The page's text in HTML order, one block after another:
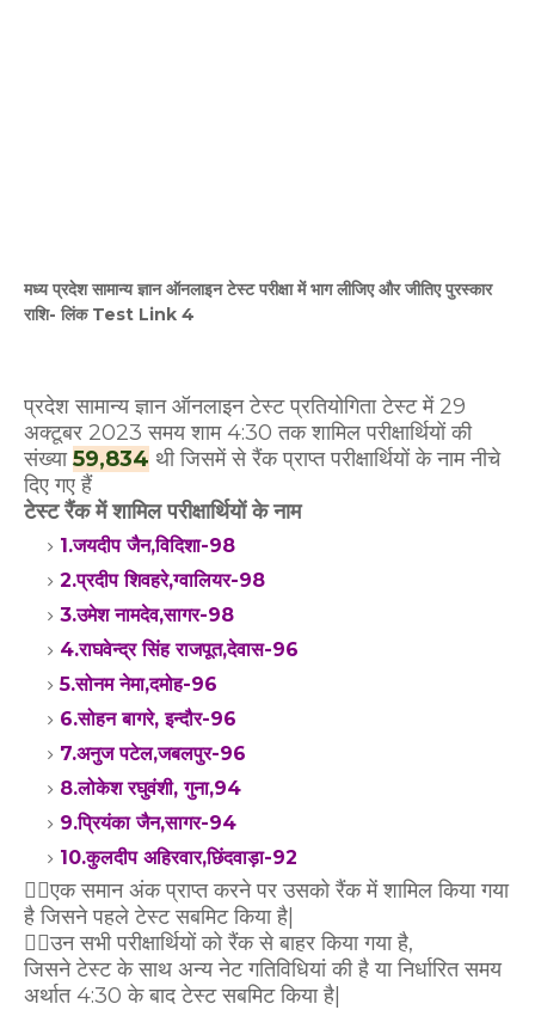
मध्य प्रदेश सामान्य ज्ञान ऑनलाइन टेस्ट परीक्षा में भाग लीजिए और जीतिए पुरस्कार
राशि- लिंक Test Link 4
प्रदेश सामान्य ज्ञान ऑनलाइन टेस्ट प्रतियोगिता टेस्ट में 29
अक्टूबर 2023 समय शाम 4:30 तक शामिल परीक्षार्थियों की
संख्या59,834 थी जिसमें से रैंक प्राप्त परीक्षार्थियों के नाम नीचे
दिए गए हैं
टेस्टरैंक में शामिल परीक्षार्थियों के नाम
1.जयदीप जैन,विदिशा-98
2.प्रदीप शिवहरे,ग्वालियर-98
3.उमेश नामदेव,सागर-98
4.राघवेन्द्र सिंह राजपूत,देवास-96
5.सोनम नेमा,दमोह-96
6.सोहन बागरे, इन्दौर-96
7.अनुज पटेल,जबलपुर-96
8.लोकेश रघुवंशी, गुना,94
9.प्रियंका जैन,सागर-94
10.कुलदीप अहिरवार,छिंदवाड़ा-92
👉🏻एक समान अंक प्राप्त करने पर उसको रैंक में शामिल किया गया
है जिसने पहले टेस्ट सबमिट किया है|
👉🏻उन सभी परीक्षार्थियों को रैंक से बाहर किया गया है,
जिसने टेस्ट के साथ अन्य नेट गतिविधियां की है या निर्धारित समय
अर्थात 4:30 के बाद टेस्ट सबमिट किया है|